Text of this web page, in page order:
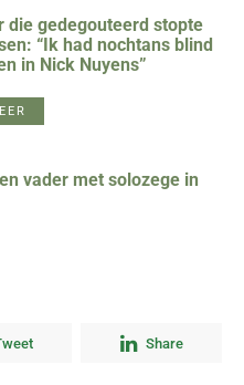
die gedegouteerd stopte
“Ik had nochtans blind
in Nick Nuyens”
vader met solozege in
Share